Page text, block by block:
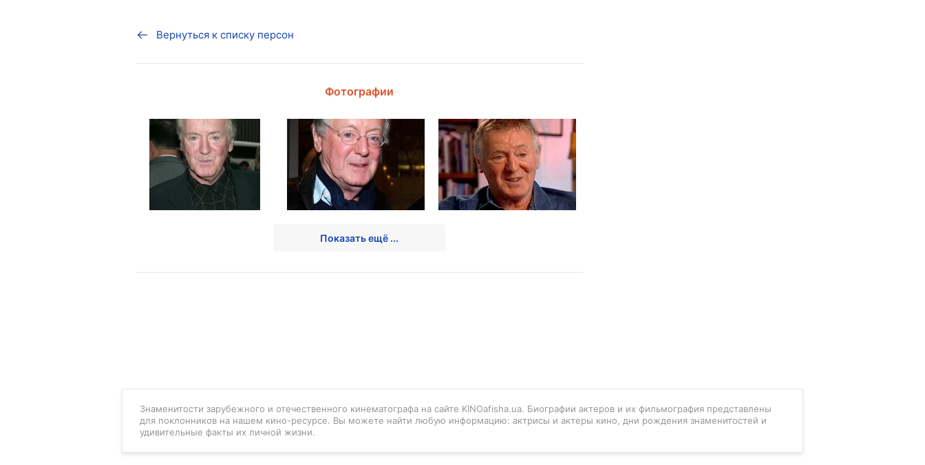
Вернуться к списку персон
Фотографии
Показать ещё ...
Знаменитости зарубежного и отечественного кинематографа на сайте KINOafisha.ua. Биографии актеров и их фильмография представлены
для поклонников на нашем кино-ресурсе. Вы можете найти любую информацию: актрисы и актеры кино, дни рождения знаменитостей и
удивительные факты их личной жизни.